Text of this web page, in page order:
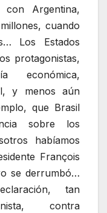
Argentina,
cuando
Los Estados
protagonistas,
económica,
y menos aún
que Brasil
sobre los
habíamos
François
se derrumbó…
tan
contra